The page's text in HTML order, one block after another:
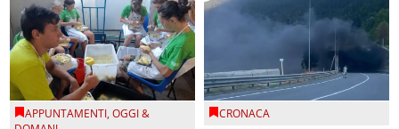
APPUNTAMENTI,OGGI &
CRONACA